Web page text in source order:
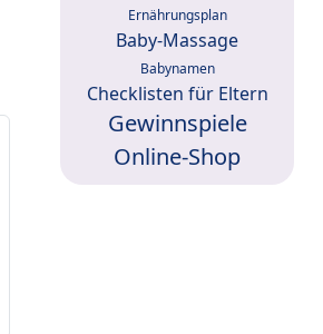
Ernährungsplan
Baby-Massage
Babynamen
Checklisten für Eltern
Gewinnspiele
Online-Shop